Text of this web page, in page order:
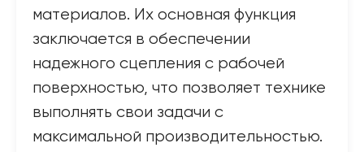
материалов. Их основная функция
заключается в обеспечении
надежного сцепления с рабочей
поверхностью, что позволяет технике
выполнять свои задачи с
максимальной производительностью.